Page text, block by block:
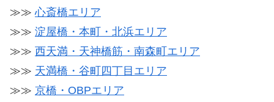
≫≫心斎橋エリア
≫≫ 淀屋橋・本町・北浜エリア
≫≫ 西天満・天神橋筋・南森町エリア
≫≫ 天満橋・谷町四丁目エリア
≫≫ 京橋・OBPエリア